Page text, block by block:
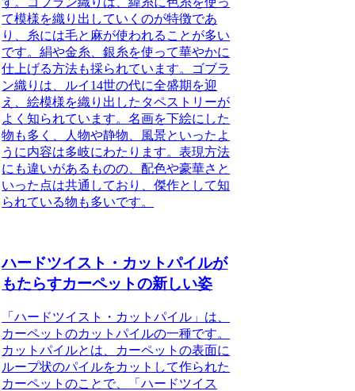
て模様を織り出していくのが特徴であ
り、糸には毛と麻が使われることが多い
です。絹や金糸、銀糸を使って華やかに
仕上げる方法も採られています。ゴブラ
ン織りは、
ルイ14世の代に全盛期を迎
え
、絵模様を織り出したタペストリーが
よく知られています。名画を下絵にした
物も多く、人物や静物、風景といったよ
うに内容は多岐にわたります。表現方法
にも違いがあるものの、配色や豪華さと
いった点は共通しており、傑作として知
られている物も多いです。
ハードツイスト・カットパイルが
もたらすカーペットの新しい姿
「ハードツイスト・カットパイル」 は、
カーペットのカットパイルの一種です。
カットパイルとは、カーペットの表面に
ループ状のパイルをカットして作られた
カーペットのことで、
「ハードツイス